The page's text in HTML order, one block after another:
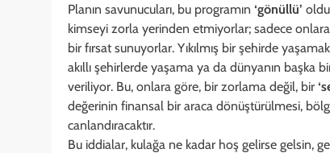
Planın savunucuları, bu programın ‘gönüllü’
kimseyi zorla yerinden etmiyorlar; sadece
bir fırsat sunuyorlar. Yıkılmış bir şehirde
akıllı şehirlerde yaşama ya da dünyanın başka
veriliyor. Bu, onlara göre, bir zorlama değil, bir
değerinin finansal bir araca dönüştürülmesi,
canlandıracaktır.
Bu iddialar, kulağa ne kadar hoş gelirse gelsin,